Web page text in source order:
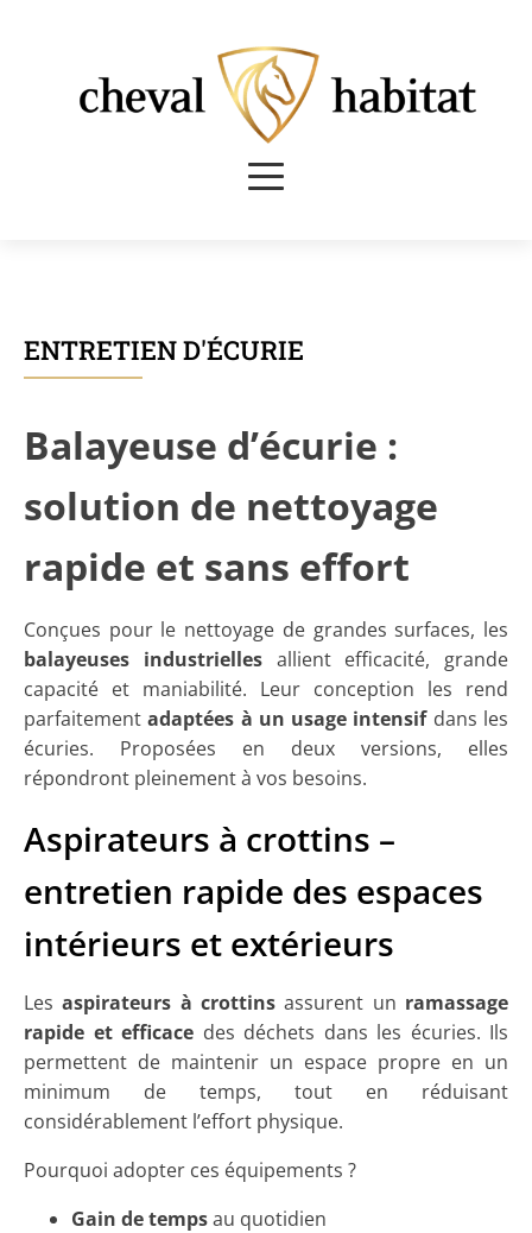
ENTRETIEN D'ÉCURIE
Balayeuse d’écurie :
solution de nettoyage
rapide et sans effort
Conçues pour le nettoyage de grandes surfaces, les
balayeuses industriellesallient efficacité, grande
capacité et maniabilité. Leur conception les rend
parfaitementadaptées à un usage intensifdans les
écuries. Proposées en deux versions, elles
répondront pleinement à vos besoins.
Aspirateurs à crottins –
entretien rapide des espaces
intérieurs et extérieurs
Lesaspirateurs à crottins assurent un ramassage
rapide et efficace des déchets dans les écuries. Ils
permettent de maintenir un espace propre en un
minimum de temps, tout en réduisant
considérablement l’effort physique.
Pourquoi adopter ces équipements ?
Gain de tempsau quotidien